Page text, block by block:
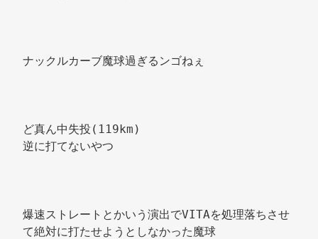
ナックルカーブ魔球過ぎるンゴねぇ
ど真ん中失投(119km)
逆に打てないやつ
爆速ストレートとかいう演出でVITAを処理落ちさせ
て絶対に打たせようとしなかった魔球